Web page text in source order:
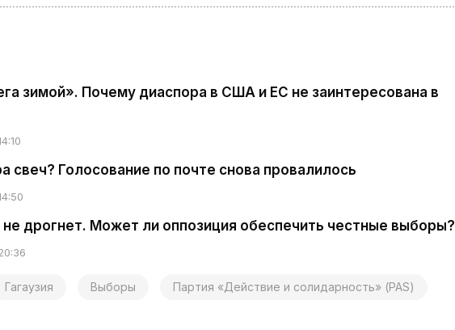
зимой». Почему диаспора в США и ЕС не заинтересована в
свеч? Голосование по почте снова провалилось
не дрогнет. Может ли оппозиция обеспечить честные выборы?
Гагаузия Выборы Партия «Действие и солидарность» (PAS)